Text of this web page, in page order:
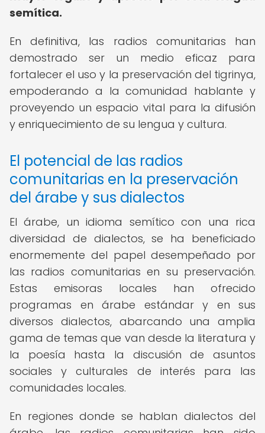
semítica.
En definitiva, las radios comunitarias han
demostrado ser un medio eficaz para
fortalecer el uso y la preservación del tigrinya,
empoderando a la comunidad hablante y
proveyendo un espacio vital para la difusión
y enriquecimiento de su lengua y cultura.
El potencial de las radios
comunitarias en la preservación
del árabe y sus dialectos
El árabe, un idioma semítico con una rica
diversidad de dialectos, se ha beneficiado
enormemente del papel desempeñado por
las radios comunitarias en su preservación.
Estas emisoras locales han ofrecido
programas en árabe estándar y en sus
diversos dialectos, abarcando una amplia
gama de temas que van desde la literatura y
la poesía hasta la discusión de asuntos
sociales y culturales de interés para las
comunidades locales.
En regiones donde se hablan dialectos del